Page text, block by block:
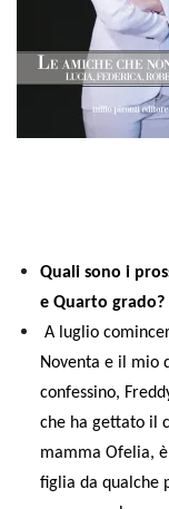
Quali sono i
e Quarto grado?
A luglio
Noventa e il mio
confessino,
che ha gettato il
mamma Ofelia,
figlia da qualche